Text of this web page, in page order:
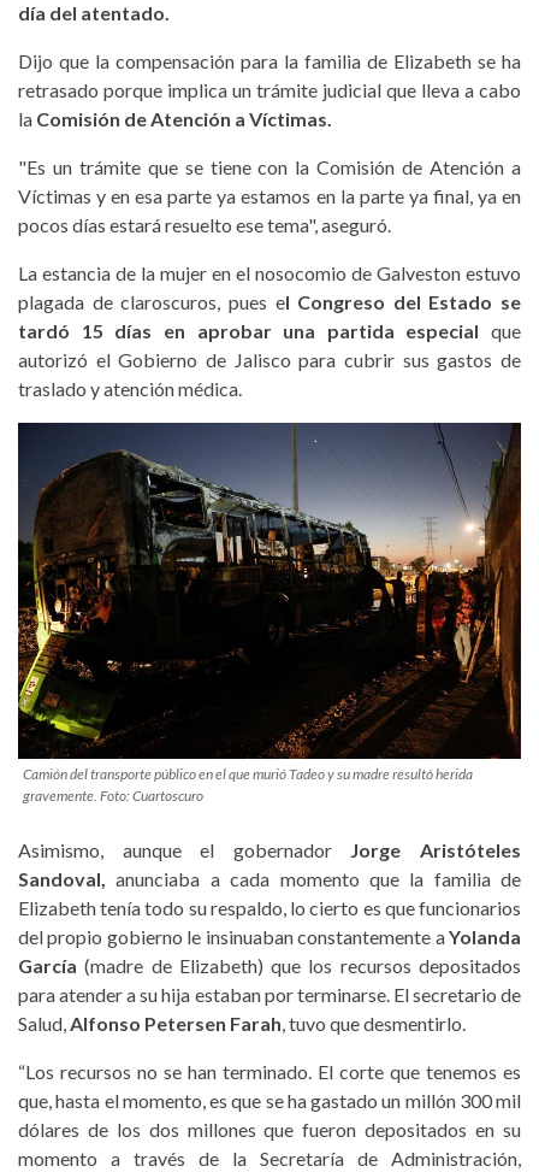
día del atentado.
Dijo que la compensación para la familia de Elizabeth se ha
retrasado porque implica un trámite judicial que lleva a cabo
la Comisión de Atención a Víctimas.
"Es un trámite que se tiene con la Comisión de Atención a
Víctimas y en esa parte ya estamos en la parte ya final, ya en
pocos días estará resuelto ese tema", aseguró.
La estancia de la mujer en el nosocomio de Galveston estuvo
plagada de claroscuros, pues el Congreso del Estado se
tardó 15 días en aprobar una partida especial que
autorizó el Gobierno de Jalisco para cubrir sus gastos de
traslado y atención médica.
Camión del transporte público en el que murió Tadeo y su madre resultó herida
gravemente. Foto: Cuartoscuro
Asimismo, aunque el gobernador
Jorge Aristóteles
Sandoval,
anunciaba a cada momento que la familia de
Elizabeth tenía todo su respaldo, lo cierto es que funcionarios
del propio gobierno le insinuaban constantemente aYolanda
García (madre de Elizabeth) que los recursos depositados
para atender a su hija estaban por terminarse. El secretario de
Salud, Alfonso Petersen Farah , tuvo que desmentirlo.
“Los recursos no se han terminado. El corte que tenemos es
que, hasta el momento, es que se ha gastado un millón 300 mil
dólares de los dos millones que fueron depositados en su
momento a través de la Secretaría de Administración,